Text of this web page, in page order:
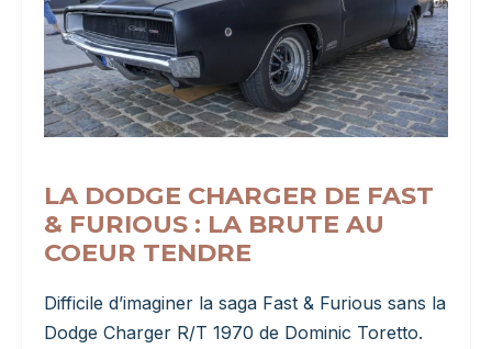
LA DODGE CHARGER DE FAST
& FURIOUS : LA BRUTE AU
COEUR TENDRE
Difficile d’imaginer la saga Fast & Furious sans la
Dodge Charger R/T 1970 de Dominic Toretto.